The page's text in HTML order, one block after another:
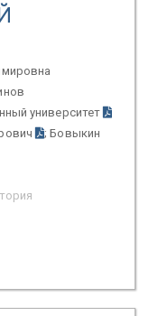
университет
; Бовыкин